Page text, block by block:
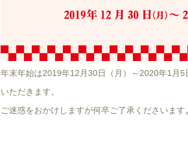
年末年始は2019年12月30日（月）～2020年1月5
いただきます。
ご迷惑をおかけしますが何卒ご了承くださいます